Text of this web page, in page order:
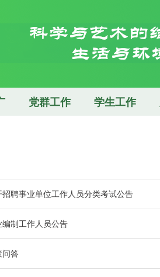
党群工作 学生工作
聘事业单位工作人员分类考试公告
制工作人员公告
问答